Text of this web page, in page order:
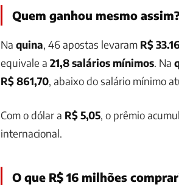
Quem ganhou mesmo
Na quina, 46 apostas levaram R$
equivale a 21,8 salários mínimos. Na
R$ 861,70, abaixo do salário mínimo
Com o dólar a R$ 5,05, o prêmio
internacional.
O que R$ 16 milhões